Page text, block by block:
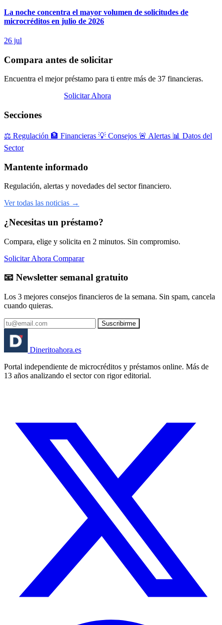
La noche concentra el mayor volumen de solicitudes de
microcréditos en julio de 2026
26 jul
Compara antes de solicitar
Encuentra el mejor préstamo para ti entre más de 37 financieras.
Solicitar Ahora
Secciones
⚖️ Regulación 🏦 Financieras 💡 Consejos 🚨 Alertas 📊 Datos del
Sector
Mantente informado
Regulación, alertas y novedades del sector financiero.
Ver todas las noticias →
¿Necesitas un préstamo?
Compara, elige y solicita en 2 minutos. Sin compromiso.
Solicitar Ahora Comparar
📧 Newsletter semanal gratuito
Los 3 mejores consejos financieros de la semana. Sin spam, cancela
cuando quieras.
Suscribirme
Dineritoahora.es
Portal independiente de microcréditos y préstamos online. Más de
13 años analizando el sector con rigor editorial.